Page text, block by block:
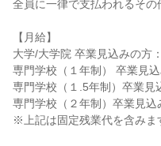
全員に一律で支払われるその
【月給】
大学/大学院 卒業見込みの方
専門学校（１年制） 卒業見
専門学校（１.5年制）卒業見
専門学校（２年制）卒業見
※上記は固定残業代を含みま